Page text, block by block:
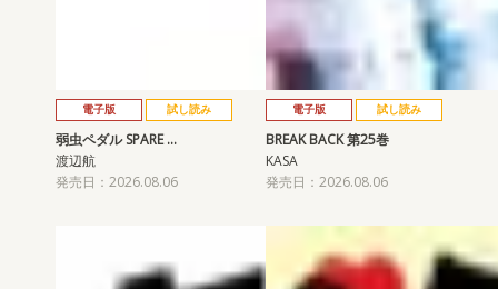
電子版 試し読み
弱虫ペダル SPARE …
渡辺航
発売日：2026.08.06
電子版 試し読み
BREAK BACK 第25巻
KASA
発売日：2026.08.06